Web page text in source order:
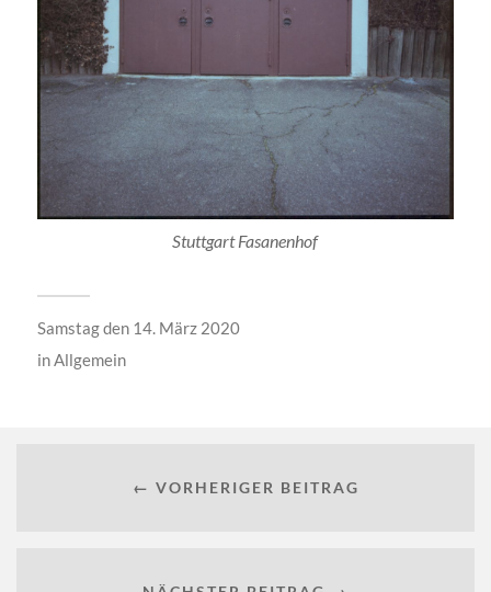
Stuttgart Fasanenhof
Samstag den 14. März 2020
inAllgemein
← VORHERIGER BEITRAG